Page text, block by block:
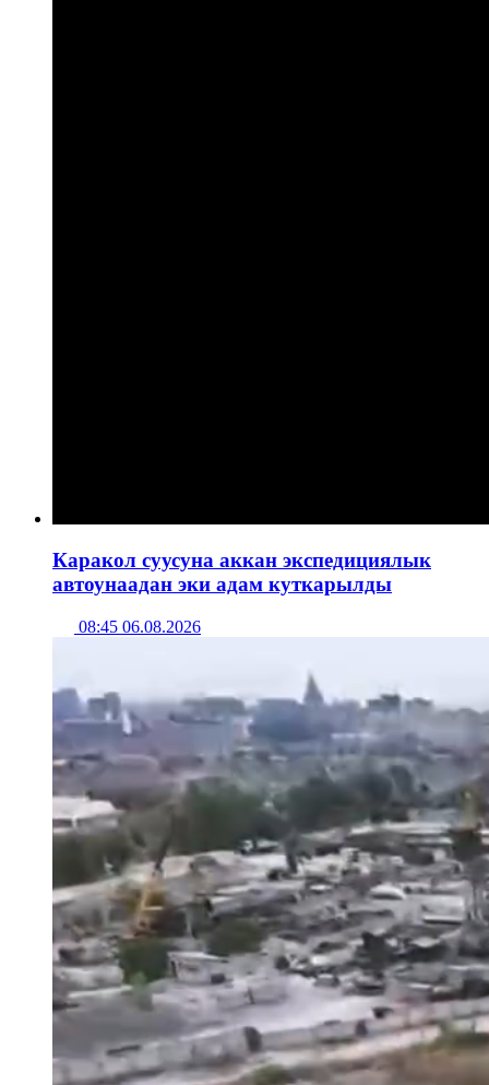
Каракол суусуна аккан экспедициялык
автоунаадан эки адам куткарылды
08:45 06.08.2026